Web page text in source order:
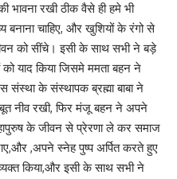
रखी ठीक वैसे ही हमे भी
चाहिए, और खुशियों के रंगो से
को सींचे। इसी के साथ सभी ने बड़े
को याद किया जिसमे ममता बहन ने
संस्था के संस्थापक ब्रह्मा बाबा ने
नीव रखी, फिर मंजू बहन ने अपने
के जीवन से प्रेरणा ले कर समाज
,अपने स्नेह पुष्प अर्पित करते हुए
किया,और इसी के साथ सभी ने